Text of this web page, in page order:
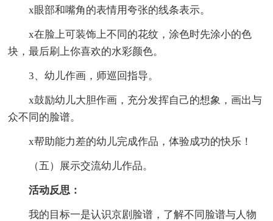
x眼部和嘴角的表情用夸张的线条表示。
x在脸上可装饰上不同的花纹，涂色时先涂小的色
块，最后刷上你喜欢的水彩颜色。
3、幼儿作画，师巡回指导。
x鼓励幼儿大胆作画，充分发挥自己的想象，画出与
众不同的脸谱。
x帮助能力差的幼儿完成作品，体验成功的快乐！
（五）展示交流幼儿作品。
活动反思：
我的目标一是认识京剧脸谱，了解不同脸谱与人物